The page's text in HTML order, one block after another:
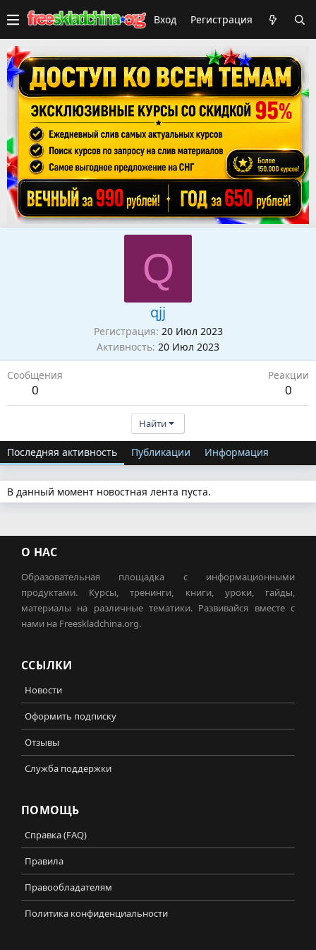
Вход Регистрация
Q
qjj
Регистрация 20 Июл 2023
Активность 20 Июл 2023
Сообщения
0
Реакции
0
Найти
Последняя активность Публикации Информация
В данный момент новостная лента пуста.
О НАС
Образовательная площадка с информационными
продуктами. Курсы, тренинги, книги, уроки, гайды,
материалы на различные тематики. Развивайся вместе с
нами на Freeskladchina.org.
ССЫЛКИ
Новости
Оформить подписку
Отзывы
Служба поддержки
ПОМОЩЬ
Справка (FAQ)
Правила
Правообладателям
Политика конфиденциальности